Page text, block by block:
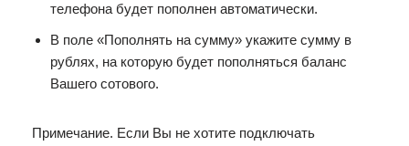
телефона будет пополнен автоматически.
В поле «Пополнять на сумму» укажите сумму в
рублях, на которую будет пополняться баланс
Вашего сотового.
Примечание. Если Вы не хотите подключать